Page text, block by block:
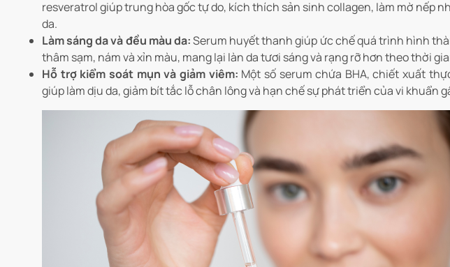
resveratrol giúp trung hòa gốc tự do, kích thích sản sinh collagen, làm mờ nếp
da.
Làm sáng da và đều màu da:Serum huyết thanh giúp ức chế quá trình hình
thâm sạm, nám và xỉn màu, mang lại làn da tươi sáng và rạng rỡ hơn theo thời
Hỗ trợ kiểm soát mụn và giảm viêm: Một số serum chứa BHA, chiết xuất
giúp làm dịu da, giảm bít tắc lỗ chân lông và hạn chế sự phát triển của vi khuẩn